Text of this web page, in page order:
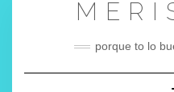
porque to lo